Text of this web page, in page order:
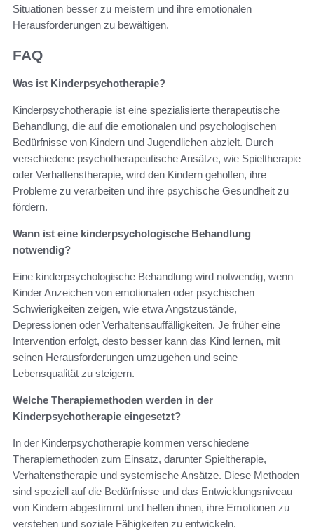
Situationen besser zu meistern und ihre emotionalen
Herausforderungen zu bewältigen.
FAQ
Was ist Kinderpsychotherapie?
Kinderpsychotherapie ist eine spezialisierte therapeutische
Behandlung, die auf die emotionalen und psychologischen
Bedürfnisse von Kindern und Jugendlichen abzielt. Durch
verschiedene psychotherapeutische Ansätze, wie Spieltherapie
oder Verhaltenstherapie, wird den Kindern geholfen, ihre
Probleme zu verarbeiten und ihre psychische Gesundheit zu
fördern.
Wann ist eine kinderpsychologische Behandlung
notwendig?
Eine kinderpsychologische Behandlung wird notwendig, wenn
Kinder Anzeichen von emotionalen oder psychischen
Schwierigkeiten zeigen, wie etwa Angstzustände,
Depressionen oder Verhaltensauffälligkeiten. Je früher eine
Intervention erfolgt, desto besser kann das Kind lernen, mit
seinen Herausforderungen umzugehen und seine
Lebensqualität zu steigern.
Welche Therapiemethoden werden in der
Kinderpsychotherapie eingesetzt?
In der Kinderpsychotherapie kommen verschiedene
Therapiemethoden zum Einsatz, darunter Spieltherapie,
Verhaltenstherapie und systemische Ansätze. Diese Methoden
sind speziell auf die Bedürfnisse und das Entwicklungsniveau
von Kindern abgestimmt und helfen ihnen, ihre Emotionen zu
verstehen und soziale Fähigkeiten zu entwickeln.